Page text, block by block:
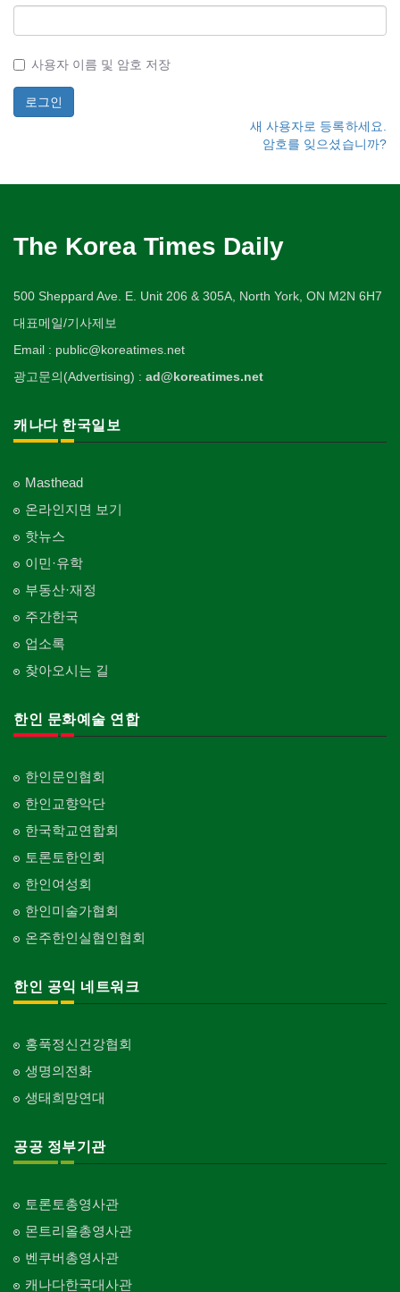
사용자 이름 및 암호 저장
새 사용자로 등록하세요.
암호를 잊으셨습니까?
The Korea Times Daily
500 Sheppard Ave. E. Unit 206 & 305A, North York, ON M2N 6H7
대표메일/기사제보
Email : public@koreatimes.net
광고문의(Advertising) : ad@koreatimes.net
캐나다 한국일보
Masthead
온라인지면 보기
핫뉴스
이민·유학
부동산·재정
주간한국
업소록
찾아오시는 길
한인 문화예술 연합
한인문인협회
한인교향악단
한국학교연합회
토론토한인회
한인여성회
한인미술가협회
온주한인실협인협회
한인 공익 네트워크
홍푹정신건강협회
생명의전화
생태희망연대
공공 정부기관
토론토총영사관
몬트리올총영사관
벤쿠버총영사관
캐나다한국대사관